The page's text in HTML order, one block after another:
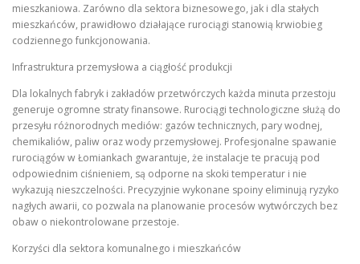
mieszkaniowa. Zarówno dla sektora biznesowego, jak i dla stałych
mieszkańców, prawidłowo działające rurociągi stanowią krwiobieg
codziennego funkcjonowania.
Infrastruktura przemysłowa a ciągłość produkcji
Dla lokalnych fabryk i zakładów przetwórczych każda minuta przestoju
generuje ogromne straty finansowe. Rurociągi technologiczne służą do
przesyłu różnorodnych mediów: gazów technicznych, pary wodnej,
chemikaliów, paliw oraz wody przemysłowej. Profesjonalne spawanie
rurociągów w Łomiankach gwarantuje, że instalacje te pracują pod
odpowiednim ciśnieniem, są odporne na skoki temperatur i nie
wykazują nieszczelności. Precyzyjnie wykonane spoiny eliminują ryzyko
nagłych awarii, co pozwala na planowanie procesów wytwórczych bez
obaw o niekontrolowane przestoje.
Korzyści dla sektora komunalnego i mieszkańców